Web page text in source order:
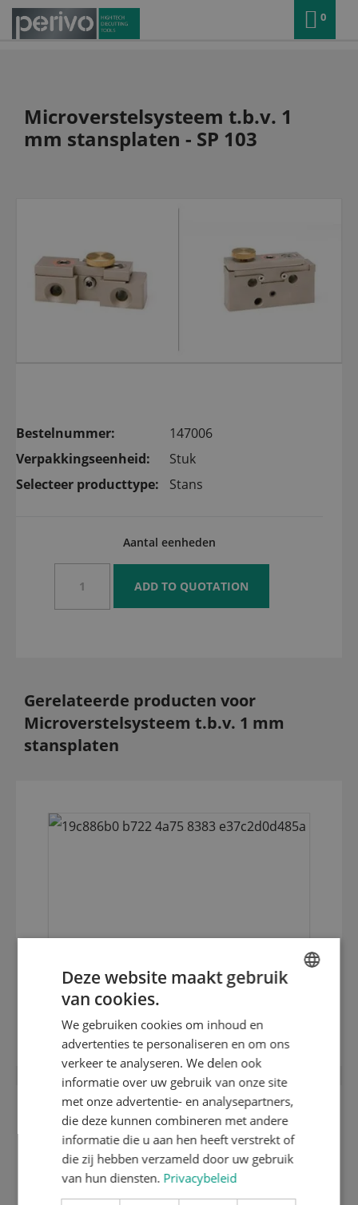
0
Microverstelsysteem t.b.v. 1
mm stansplaten - SP 103
Bestelnummer:
147006
Verpakkingseenheid:
Stuk
Selecteer producttype:
Stans
Aantal eenheden
Gerelateerde producten voor
Microverstelsysteem t.b.v. 1 mm
stansplaten
3,5 mm steunplaat inox gehard en
geslepen
Deze website maakt gebruik
van cookies.
We gebruiken cookies om inhoud en
advertenties te personaliseren en om ons
verkeer te analyseren. We delen ook
informatie over uw gebruik van onze site
met onze advertentie- en analysepartners,
die deze kunnen combineren met andere
informatie die u aan hen heeft verstrekt of
die zij hebben verzameld door uw gebruik
van hun diensten. Privacybeleid